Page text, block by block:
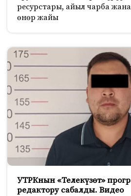
ресурстары, айыл чарба
өнөр жайы
УТРКнын «Телекүзөт»
редактору сабалды. Видео